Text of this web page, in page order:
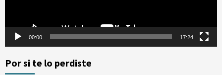
00:00 17:24
Por si te lo perdiste